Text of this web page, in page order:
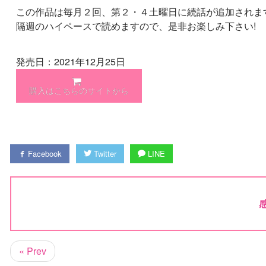
この作品は毎月２回、第２・４土曜日に続話が追加されま
隔週のハイペースで読めますので、是非お楽しみ下さい!
発売日：2021年12月25日
購入はこちらのサイトから
Facebook Twitter LINE
« Prev